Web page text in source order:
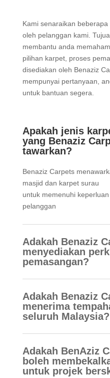
Kami senaraikan
oleh pelanggan kami.
membantu anda
pilihan karpet, proses
disediakan oleh Benaziz
mempunyai pertanyaan,
untuk bantuan segera.
Apakah jenis
yang Benaziz
tawarkan?
Benaziz Carpets
masjid dan karpet surau
untuk memenuhi
pelanggan
Adakah Benaziz
menyediakan
pemasangan?
Adakah Benaziz
menerima
seluruh Malaysia?
Adakah BenAziz
boleh
untuk projek